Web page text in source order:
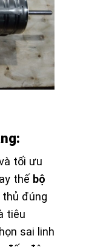
tối ưu
thế bộ
đúng
tiêu
sai linh